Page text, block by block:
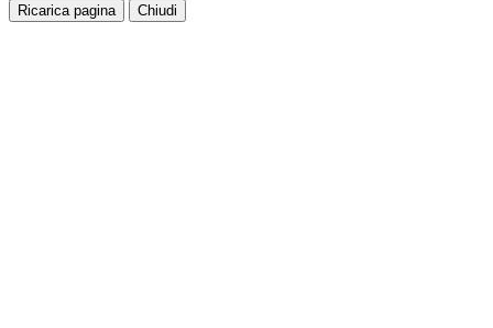
Ricarica pagina Chiudi